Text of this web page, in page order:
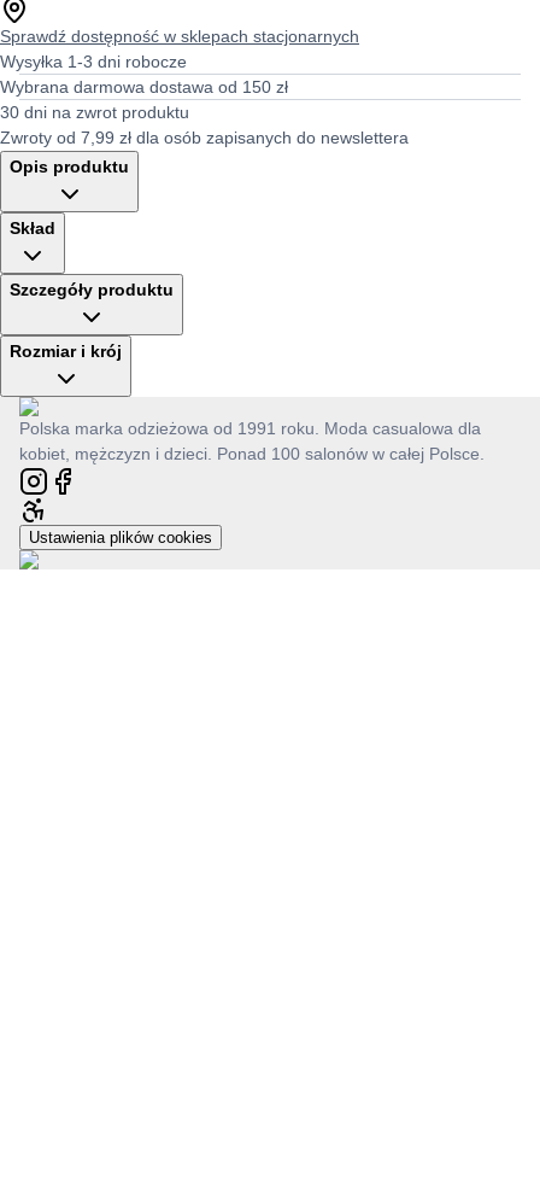
Sprawdź dostępność w sklepach stacjonarnych
Wysyłka 1-3 dni robocze
Wybrana darmowa dostawa od 150 zł
30 dni na zwrot produktu
Zwroty od 7,99 zł dla osób zapisanych do newslettera
Opis produktu
Skład
Szczegóły produktu
Rozmiar i krój
Polska marka odzieżowa od 1991 roku. Moda casualowa dla
kobiet, mężczyzn i dzieci. Ponad 100 salonów w całej Polsce.
Ustawienia plików cookies